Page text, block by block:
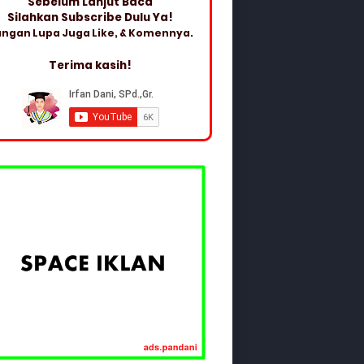
Silahkan Subscribe Dulu Ya!
Lupa Juga Like, & Komennya.
Terima kasih!